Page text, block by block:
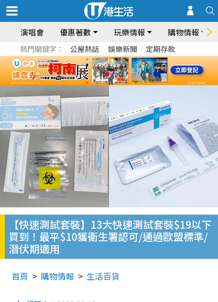
演唱會 優惠著數 玩樂情報 購物情報
熱門關鍵字： 公屋熱話 娛樂新聞 定期存款
【快速測試套裝】13大快速測試套裝$19以下
買到！最平$10獲衛生署認可/通過歐盟標準/
潛伏期適用
首頁 購物情報 生活百貨